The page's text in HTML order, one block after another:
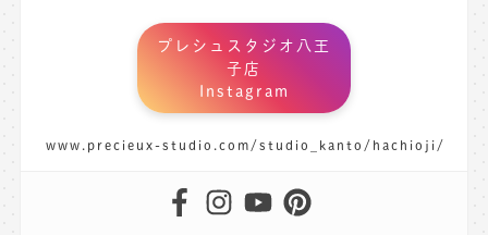
プレシュスタジオ八王
子店
Instagram
www.precieux-studio.com/studio_kanto/hachioji/